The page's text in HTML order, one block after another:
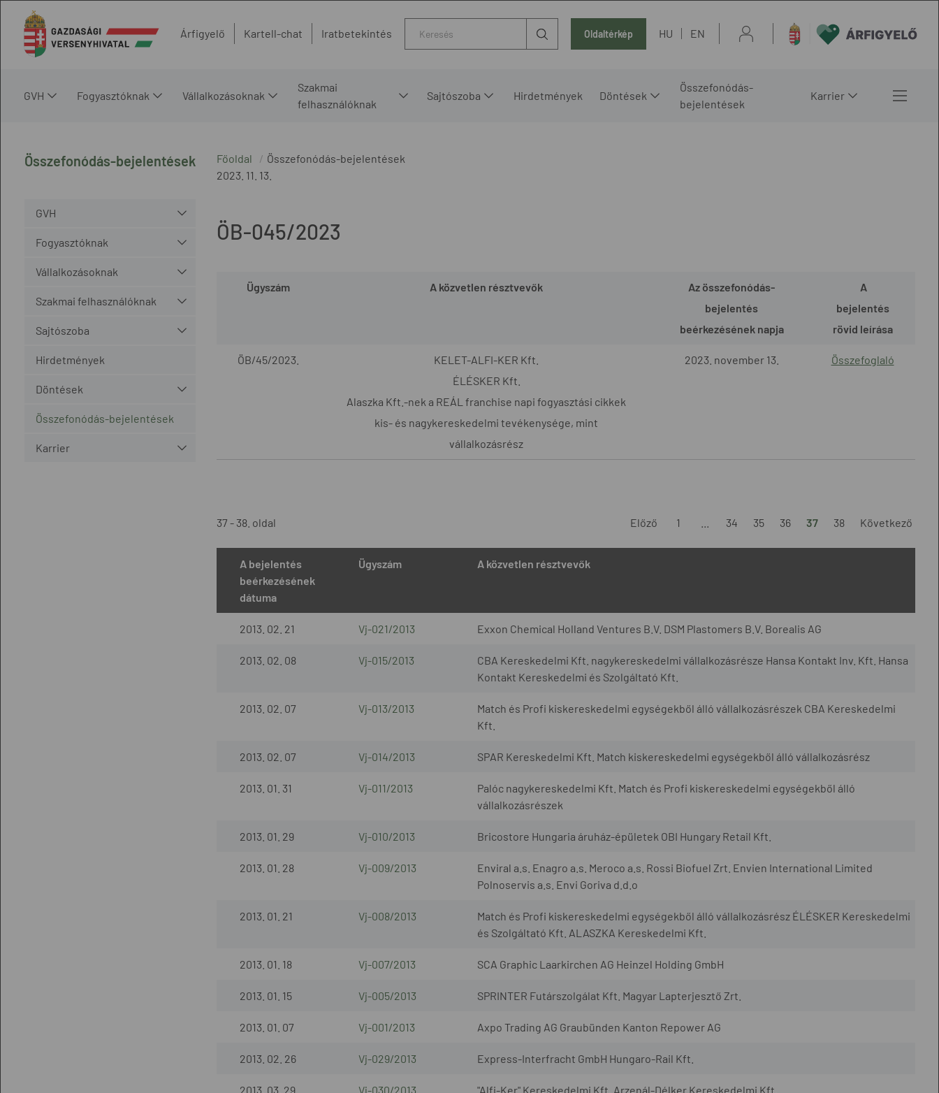
Árfigyelő Kartell-chat Iratbetekintés Oldaltérkép HU EN
GVH Fogyasztóknak Vállalkozásoknak
Szakmai
felhasználóknak
Sajtószoba Hirdetmények Döntések
Összefonódás-
bejelentések
Karrier
Összefonódás-bejelentések
GVH
Fogyasztóknak
Vállalkozásoknak
Szakmai felhasználóknak
Sajtószoba
Hirdetmények
Döntések
Összefonódás-bejelentések
Karrier
Főoldal
Összefonódás-bejelentések
2023. 11. 13.
ÖB-045/2023
Ügyszám A közvetlen résztvevők
Az összefonódás-
bejelentés
beérkezésének napja
A
bejelentés
rövid leírása
ÖB/45/2023.
KELET-ALFI-KER Kft.
ÉLÉSKER Kft.
Alaszka Kft.-nek a REÁL franchise napi fogyasztási cikkek
kis- és nagykereskedelmi tevékenysége, mint
vállalkozásrész
2023. november 13. Összefoglaló
37 - 38. oldal Előző 1 34 35 36 37 38 Következő
A bejelentés
beérkezésének
dátuma
Ügyszám A közvetlen résztvevők
2013. 02. 21 Vj-021/2013 Exxon Chemical Holland Ventures B.V. DSM Plastomers B.V. Borealis AG
2013. 02. 08 Vj-015/2013
CBA Kereskedelmi Kft. nagykereskedelmi vállalkozásrésze Hansa Kontakt Inv. Kft. Hansa
Kontakt Kereskedelmi és Szolgáltató Kft.
2013. 02. 07 Vj-013/2013
Match és Profi kiskereskedelmi egységekből álló vállalkozásrészek CBA Kereskedelmi
Kft.
2013. 02. 07 Vj-014/2013 SPAR Kereskedelmi Kft. Match kiskereskedelmi egységekből álló vállalkozásrész
2013. 01. 31 Vj-011/2013
Palóc nagykereskedelmi Kft. Match és Profi kiskereskedelmi egységekből álló
vállalkozásrészek
2013. 01. 29 Vj-010/2013 Bricostore Hungaria áruház-épületek OBI Hungary Retail Kft.
2013. 01. 28 Vj-009/2013
Enviral a.s. Enagro a.s. Meroco a.s. Rossi Biofuel Zrt. Envien International Limited
Polnoservis a.s. Envi Goriva d.d.o
2013. 01. 21 Vj-008/2013
Match és Profi kiskereskedelmi egységekből álló vállalkozásrész ÉLÉSKER Kereskedelmi
és Szolgáltató Kft. ALASZKA Kereskedelmi Kft.
2013. 01. 18 Vj-007/2013 SCA Graphic Laarkirchen AG Heinzel Holding GmbH
2013. 01. 15 Vj-005/2013 SPRINTER Futárszolgálat Kft. Magyar Lapterjesztő Zrt.
2013. 01. 07 Vj-001/2013 Axpo Trading AG Graubünden Kanton Repower AG
2013. 02. 26 Vj-029/2013 Express-Interfracht GmbH Hungaro-Rail Kft.
2013. 03. 29 Vj-030/2013 "Alfi-Ker" Kereskedelmi Kft. Arzenál-Délker Kereskedelmi Kft.